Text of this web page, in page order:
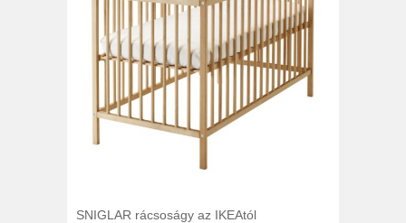
SNIGLAR rácsoságy az IKEAtól